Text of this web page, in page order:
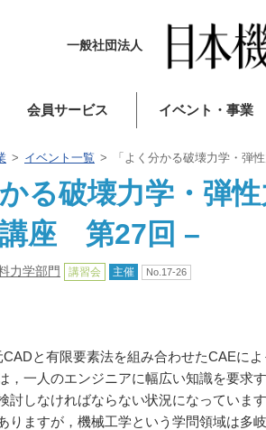
一般社団法人
会員サービス イベント・事業
イベント一覧 「よく分かる破壊力学・弾
かる破壊力学・弾
座 第27回 –
力学部門 講習会 主催 No.17-26
と有限要素法を組み合わせたCAEに
，一人のエンジニアに幅広い知識を要求
討しなければならない状況になっていま
りますが，機械工学という学問領域は多